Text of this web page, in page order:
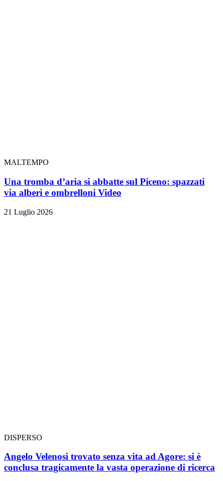
MALTEMPO
Una tromba d’aria si abbatte sul Piceno: spazzati
via alberi e ombrelloni Video
21 Luglio 2026
DISPERSO
Angelo Velenosi trovato senza vita ad Agore: si è
conclusa tragicamente la vasta operazione di ricerca